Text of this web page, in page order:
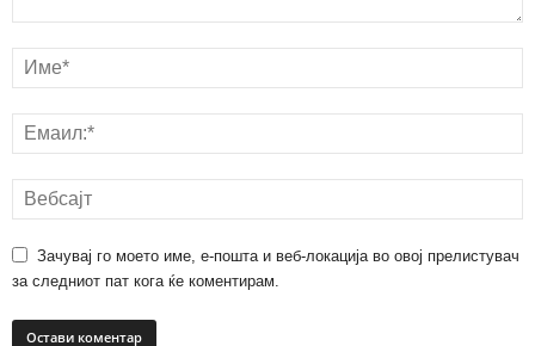
Зачувај го моето име, е-пошта и веб-локација во овој прелистувач
за следниот пат кога ќе коментирам.